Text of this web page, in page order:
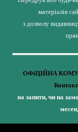
матеріалів
з дозволу
ОФіЦІЙНА
на запити, чи на